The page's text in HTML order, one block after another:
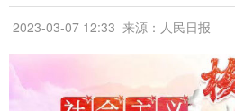
2023-03-07 12:33 来源：人民日报